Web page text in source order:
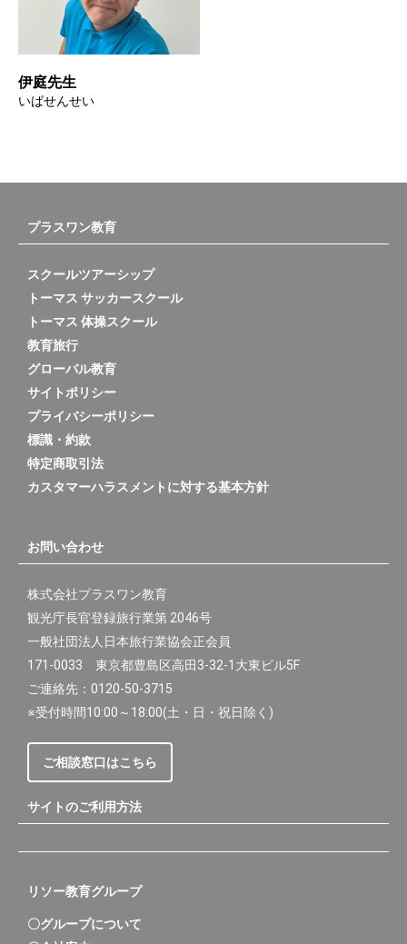
伊庭先生
いばせんせい
プラスワン教育
スクールツアーシップ
トーマス サッカースクール
トーマス 体操スクール
教育旅行
グローバル教育
サイトポリシー
プライバシーポリシー
標識・約款
特定商取引法
カスタマーハラスメントに対する基本方針
お問い合わせ
株式会社プラスワン教育
観光庁長官登録旅行業第 2046号
一般社団法人日本旅行業協会正会員
171-0033 東京都豊島区高田3-32-1大東ビル5F
ご連絡先：0120-50-3715
※受付時間10:00～18:00(土・日・祝日除く)
ご相談窓口はこちら
サイトのご利用方法
リソー教育グループ
〇グループについて